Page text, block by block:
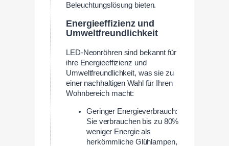
Beleuchtungslösung bieten.
Energieeffizienz und
Umweltfreundlichkeit
LED-Neonröhren sind bekannt für
ihre Energieeffizienz und
Umweltfreundlichkeit, was sie zu
einer nachhaltigen Wahl für Ihren
Wohnbereich macht:
Geringer Energieverbrauch:
Sie verbrauchen bis zu 80%
weniger Energie als
herkömmliche Glühlampen,